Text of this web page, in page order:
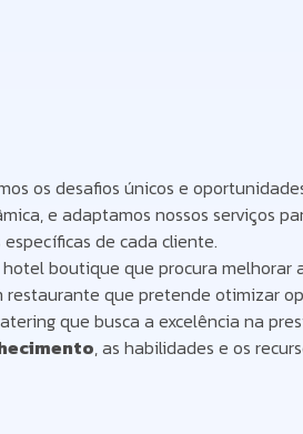
os desafios únicos e
e adaptamos nossos serviços
de cada cliente.
boutique que procura melhorar
restaurante que pretende otimizar
que busca a excelência na
, as habilidades e os